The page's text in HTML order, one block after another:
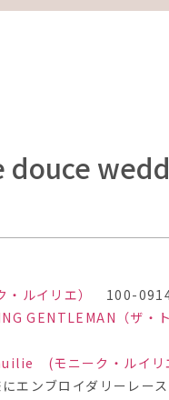
ルイリエ）
100-
GENTLEMAN（ザ・
(モニーク・ルイリ
エンブロイダリーレー